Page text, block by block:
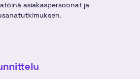
asiakaspersoonat ja